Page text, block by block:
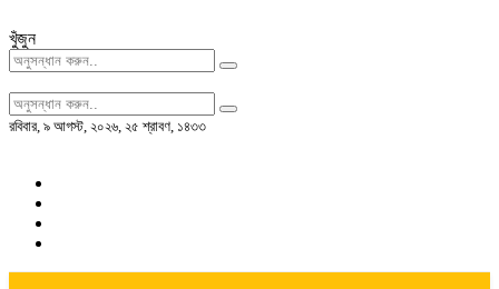
খুঁজুন
রবিবার, ৯ আগস্ট, ২০২৬, ২৫ শ্রাবণ, ১৪৩৩